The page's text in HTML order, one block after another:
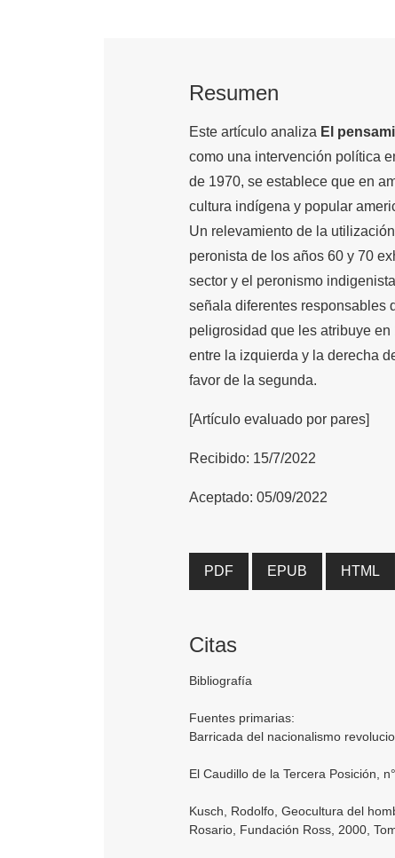
Resumen
Este artículo analiza El
como una intervención política
de 1970, se establece que en
cultura indígena y popular
Un relevamiento de la
peronista de los años 60 y 70
sector y el peronismo
señala diferentes responsables
peligrosidad que les atribuye
entre la izquierda y la derecha
favor de la segunda.
[Artículo evaluado por pares]
Recibido: 15/7/2022
Aceptado: 05/09/2022
PDF EPUB HTML
Citas
Bibliografía
Fuentes primarias:
Barricada del nacionalismo
El Caudillo de la Tercera Posición,
Kusch, Rodolfo, Geocultura del
Rosario, Fundación Ross, 2000,